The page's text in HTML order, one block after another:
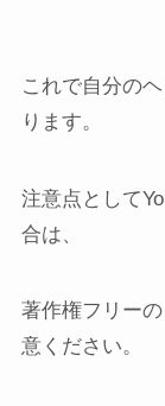
これで自分の
ります。
注意点として
合は、
著作権フリー
意ください。